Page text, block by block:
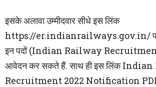
इसके अलावा उम्मीदवार सीधे इस लिंक
https://er.indianrailways.gov.in/
इन पदों (Indian Railway
आवेदन कर सकते हैं. साथ ही इस लिंक
Recruitment 2022 Notification PDF